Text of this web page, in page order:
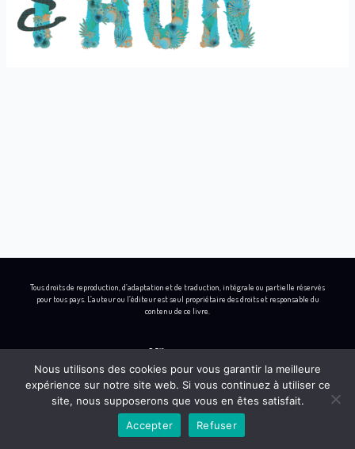
Tous droits de reproduction, d’adaptation et de traduction, intégrale ou partielle réservés
pour tous pays. L’auteur ou l’éditeur est seul propriétaire des droits et responsable du
contenu de ce livre.
L I
n
s
B
e
h
Y
Nous utilisons des cookies pour vous garantir la meilleure
expérience sur notre site web. Si vous continuez à utiliser ce
site, nous supposerons que vous en êtes satisfait.
Accepter
Refuser